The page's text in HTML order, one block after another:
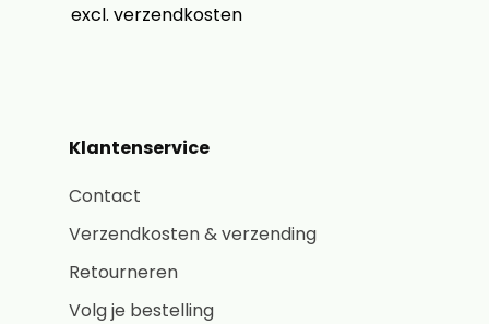
excl. verzendkosten
Klantenservice
Contact
Verzendkosten & verzending
Retourneren
Volg je bestelling